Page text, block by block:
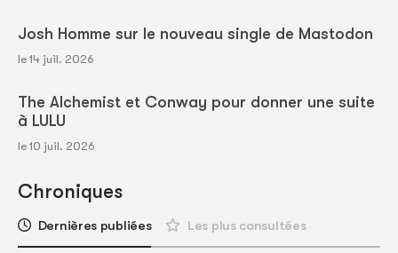
Josh Homme sur le nouveau single de Mastodon
le 14 juil. 2026
The Alchemist et Conway pour donner une suite
à LULU
le 10 juil. 2026
Chroniques
Dernières publiées Les plus consultées